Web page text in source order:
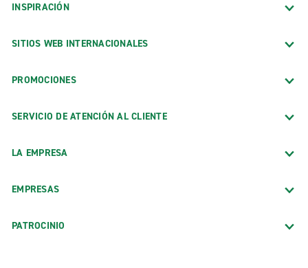
INSPIRACIÓN
SITIOS WEB INTERNACIONALES
PROMOCIONES
SERVICIO DE ATENCIÓN AL CLIENTE
LA EMPRESA
EMPRESAS
PATROCINIO